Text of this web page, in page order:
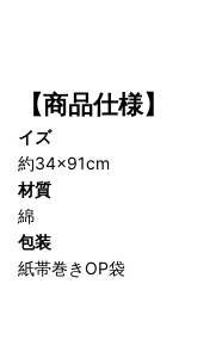
【商品仕様】
イズ
約34×91cm
材質
綿
包装
紙帯巻きOP袋